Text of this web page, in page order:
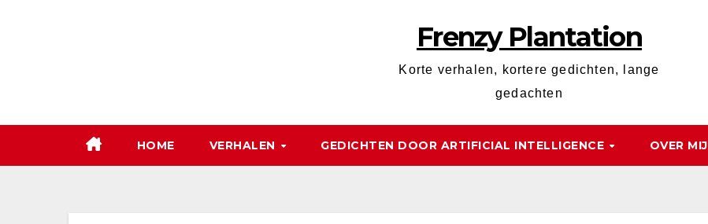
Frenzy Plantation
Korte verhalen, kortere gedichten, lange
gedachten
HOME VERHALEN GEDICHTEN DOOR ARTIFICIAL INTELLIGENCE OVER MIJ